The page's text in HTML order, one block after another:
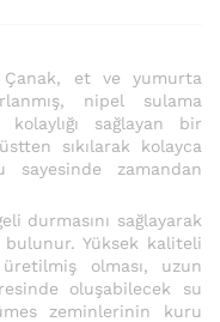
Çanak, et ve yumurta
nipel sulama
sağlayan bir
sıkılarak kolayca
zamandan
durmasını sağlayarak
bulunur. Yüksek kaliteli
olması, uzun
oluşabilecek su
zeminlerinin kuru